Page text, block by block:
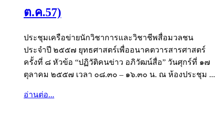
ต.ค.57)
ประชุมเครือข่ายนักวิชาการและวิชาชีพสื่อมวลชน
ประจำปี ๒๕๕๗ ยุทธศาสตร์เพื่ออนาคตวารสารศาสตร์
ครั้งที่ ๘ หัวข้อ “ปฏิวัติคนข่าว อภิวัฒน์สื่อ” วันศุกร์ที่ ๑๗
ตุลาคม ๒๕๕๗ เวลา ๐๘.๓๐ – ๑๖.๓๐ น. ณ ห้องประชุม ...
อ่านต่อ...